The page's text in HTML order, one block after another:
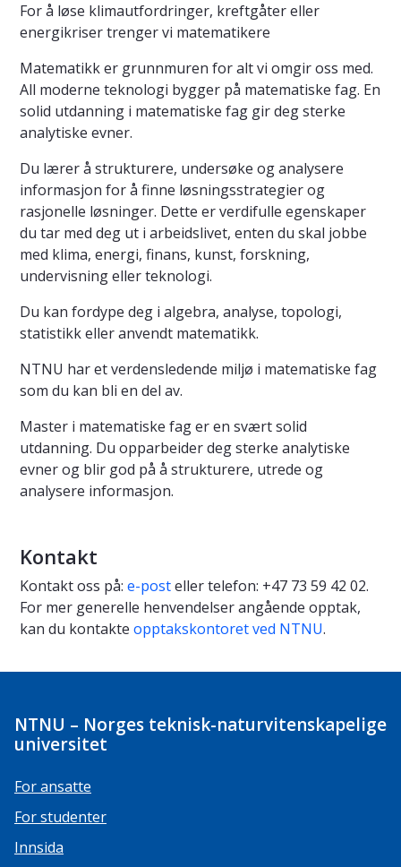
For å løse klimautfordringer, kreftgåter eller
energikriser trenger vi matematikere
Matematikk er grunnmuren for alt vi omgir oss med.
All moderne teknologi bygger på matematiske fag. En
solid utdanning i matematiske fag gir deg sterke
analytiske evner.
Du lærer å strukturere, undersøke og analysere
informasjon for å finne løsningsstrategier og
rasjonelle løsninger. Dette er verdifulle egenskaper
du tar med deg ut i arbeidslivet, enten du skal jobbe
med klima, energi, finans, kunst, forskning,
undervisning eller teknologi.
Du kan fordype deg i algebra, analyse, topologi,
statistikk eller anvendt matematikk.
NTNU har et verdensledende miljø i matematiske fag
som du kan bli en del av.
Master i matematiske fag er en svært solid
utdanning. Du opparbeider deg sterke analytiske
evner og blir god på å strukturere, utrede og
analysere informasjon.
Kontakt
Kontakt oss på: e-posteller telefon: +47 73 59 42 02.
For mer generelle henvendelser angående opptak,
kan du kontakte opptakskontoret ved NTNU.
NTNU – Norges teknisk-naturvitenskapelige
universitet
For ansatte
For studenter
Innsida